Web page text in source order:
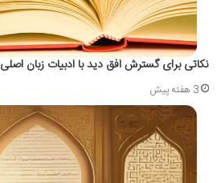
نکاتی برای گسترش افق دید با ادبیات زبان اصلی
3 هفته پیش